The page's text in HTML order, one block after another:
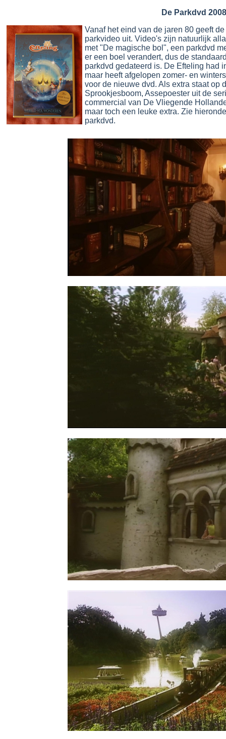
De Parkdvd 2008
Vanaf het eind van de jaren 80 geeft
parkvideo uit. Video's zijn natuurlijk
met "De magische bol", een parkdvd
er een boel verandert, dus de
parkdvd gedateerd is. De Efteling had
maar heeft afgelopen zomer- en
voor de nieuwe dvd. Als extra staat op
Sprookjesboom, Assepoester uit de
commercial van De Vliegende
maar toch een leuke extra. Zie
parkdvd.